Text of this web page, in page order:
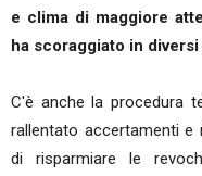
e clima di maggiore
ha scoraggiato in
C'è anche la procedura
rallentato accertamenti e
di risparmiare le